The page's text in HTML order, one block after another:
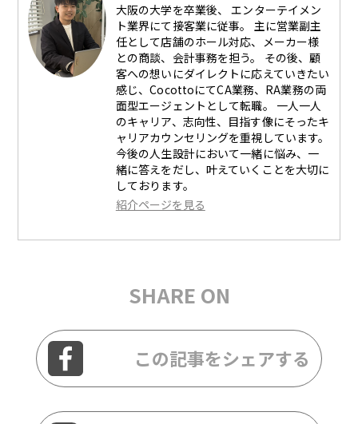
大阪の大学を卒業後、 エンターテイメン
ト業界にて接客業に従事。 主に営業副主
任として店舗のホール対応、メーカー様
との商談、会計事務を担う。 その後、顧
客への想いにダイレクトに応えていきたい
感じ、CocottoにてCA業務、RA業務の両
面型エージェントとして転職。 一人一人
のキャリア、志向性、目指す像にそったキ
ャリアカウンセリングを重視しています。
今後の人生設計において一緒に悩み、一
緒に答えをだし、叶えていくことを大切に
しております。
紹介ページを見る
SHARE ON
この記事をシェアする